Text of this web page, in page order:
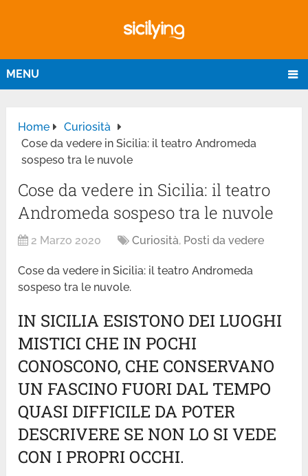
MENU
Home
Curiosità
Cose da vedere in Sicilia: il teatro Andromeda
sospeso tra le nuvole
Cose da vedere in Sicilia: il teatro
Andromeda sospeso tra le nuvole
2 Marzo 2020 Curiosità, Posti da vedere
Cose da vedere in Sicilia: il teatro Andromeda
sospeso tra le nuvole.
IN SICILIA ESISTONO DEI LUOGHI
MISTICI CHE IN POCHI
CONOSCONO, CHE CONSERVANO
UN FASCINO FUORI DAL TEMPO
QUASI DIFFICILE DA POTER
DESCRIVERE SE NON LO SI VEDE
CON I PROPRI OCCHI.